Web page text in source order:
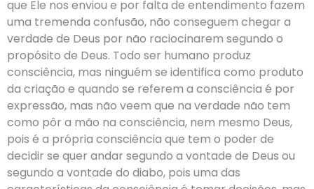
que Ele nos enviou e por falta de entendimento fazem
uma tremenda confusão, não conseguem chegar a
verdade de Deus por não raciocinarem segundo o
propósito de Deus. Todo ser humano produz
consciência, mas ninguém se identifica como produto
da criação e quando se referem a consciência é por
expressão, mas não veem que na verdade não tem
como pôr a mão na consciência, nem mesmo Deus,
pois é a própria consciência que tem o poder de
decidir se quer andar segundo a vontade de Deus ou
segundo a vontade do diabo, pois uma das